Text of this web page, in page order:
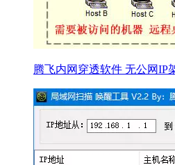
腾飞内网穿透软件 无公网IP